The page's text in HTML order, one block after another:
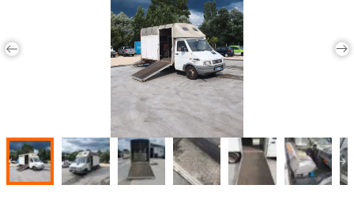
Noleggio a lungo termine
Auto d'epoca
Veicoli Commerciali
Concessionari